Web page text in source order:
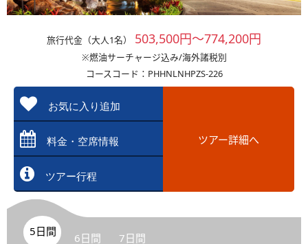
旅行代金（大人1名） 503,500円～774,200円
※燃油サーチャージ込み/海外諸税別
コースコード：PHHNLNHPZS-226
お気に入り追加
料金・空席情報
ツアー行程
ツアー詳細へ
5日間 6日間 7日間